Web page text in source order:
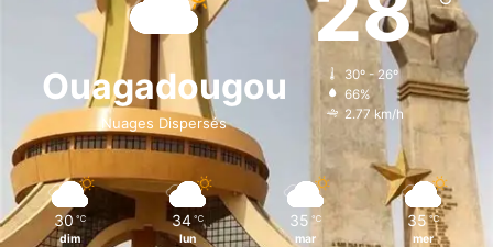
b
o
k
i
n
a
g
r
o
k
Ouagadougou
Nuages Dispersés
30º - 26º
66%
2.77 km/h
30 ℃
dim
34 ℃
lun
35 ℃
mar
35 ℃
mer